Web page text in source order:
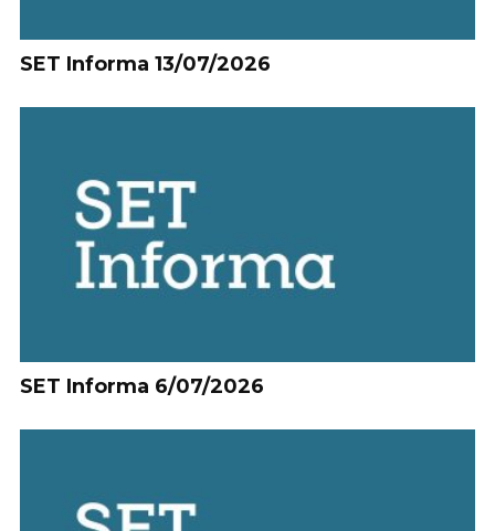
SET Informa 13/07/2026
SET Informa 6/07/2026